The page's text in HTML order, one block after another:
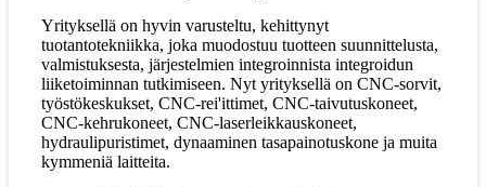
Yrityksellä on hyvin varusteltu, kehittynyt
tuotantotekniikka, joka muodostuu tuotteen suunnittelusta,
valmistuksesta, järjestelmien integroinnista integroidun
liiketoiminnan tutkimiseen. Nyt yrityksellä on CNC-sorvit,
työstökeskukset, CNC-rei'ittimet, CNC-taivutuskoneet,
CNC-kehrukoneet, CNC-laserleikkauskoneet,
hydraulipuristimet, dynaaminen tasapainotuskone ja muita
kymmeniä laitteita.